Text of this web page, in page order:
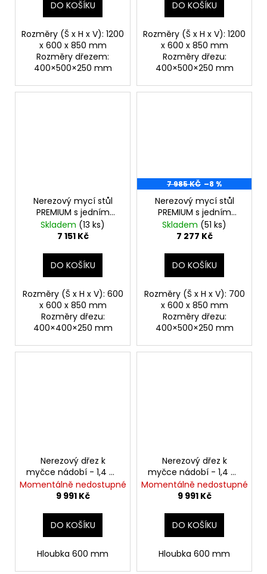
DO KOŠÍKU
Rozměry (Š x H x V): 1200
x 600 x 850 mm
Rozměry dřezem:
400×500×250 mm
DO KOŠÍKU
Rozměry (Š x H x V): 1200
x 600 x 850 mm
Rozměry dřezu:
400×500×250 mm
Nerezový mycí stůl
PREMIUM s jedním
dřezem, spodní policí
a zadním lemem 0,6
Skladem (13 ks)
7 151 Kč
DO KOŠÍKU
Rozměry (Š x H x V): 600
x 600 x 850 mm
Rozměry dřezu:
400×400×250 mm
7 985 KČ –8 %
Nerezový mycí stůl
PREMIUM s jedním
dřezem, spodní policí
a zadním lemem 0,7
Skladem (51 ks)
7 277 Kč
DO KOŠÍKU
Rozměry (Š x H x V): 700
x 600 x 850 mm
Rozměry dřezu:
400×500×250 mm
Nerezový dřez k
myčce nádobí - 1,4 m,
1 umyvadlo vlevo,
hloubka 60 cm
Momentálně nedostupné
9 991 Kč
DO KOŠÍKU
Hloubka 600 mm
Nerezový dřez k
myčce nádobí - 1,4 m,
1 umyvadlo vpravo,
hloubka 60 cm
Momentálně nedostupné
9 991 Kč
DO KOŠÍKU
Hloubka 600 mm